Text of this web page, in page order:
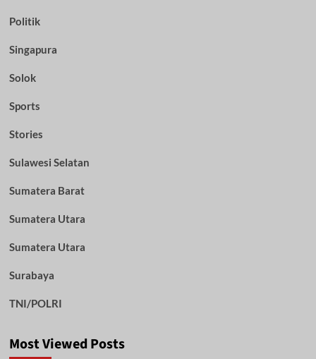
Politik
Singapura
Solok
Sports
Stories
Sulawesi Selatan
Sumatera Barat
Sumatera Utara
Sumatera Utara
Surabaya
TNI/POLRI
Most Viewed Posts